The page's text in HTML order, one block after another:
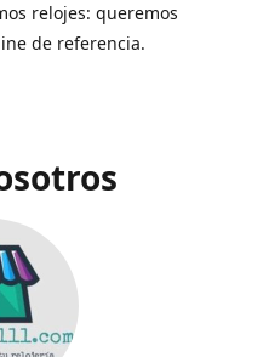
relojes: queremos
de referencia.